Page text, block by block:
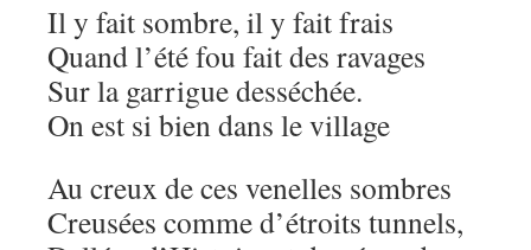
Il y fait sombre, il y fait frais
Quand l’été fou fait des ravages
Sur la garrigue desséchée.
On est si bien dans le village
Au creux de ces venelles sombres
Creusées comme d’étroits tunnels,